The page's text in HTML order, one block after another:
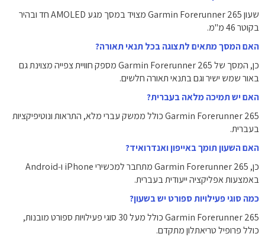
שעון Garmin Forerunner 265 מצויד במסך מגע AMOLED חד ובהיר
בקוטר 46 מ"מ.
האם המסך מתאים לתצוגה בכל תנאי תאורה?
כן, המסך של Garmin Forerunner 265 מספק חוויית צפייה מצוינת גם
באור שמש ישיר וגם בתנאי תאורה חלשים.
האם יש תמיכה מלאה בעברית?
Garmin Forerunner 265 כולל ממשק עברי מלא, התראות ונוטיפיקציות
בעברית.
האם השעון תומך באייפון ואנדרואיד?
כן, Garmin Forerunner 265 מתחבר למכשירי iPhone ו‑Android
באמצעות אפליקציה ייעודית בעברית.
כמה סוגי פעילויות ספורט יש בשעון?
Garmin Forerunner 265 כולל מעל 30 סוגי פעילויות ספורט מובנות,
כולל פרופיל טריאתלון מתקדם.